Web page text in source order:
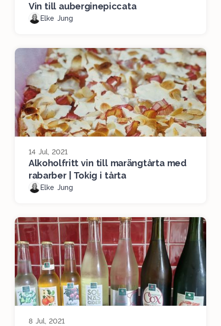
Vin till auberginepiccata
Elke Jung
14 Jul, 2021
Alkoholfritt vin till marängtårta med
rabarber | Tokig i tårta
Elke Jung
8 Jul, 2021